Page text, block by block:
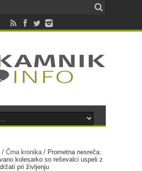
/ Črna kronika/ Prometna nesreča:
kolesarko so reševalci uspeli z
pri življenju